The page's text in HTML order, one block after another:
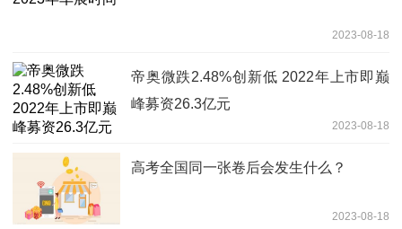
2023-08-18
帝奥微跌2.48%创新低 2022年上市即巅
峰募资26.3亿元
2023-08-18
高考全国同一张卷后会发生什么？
2023-08-18